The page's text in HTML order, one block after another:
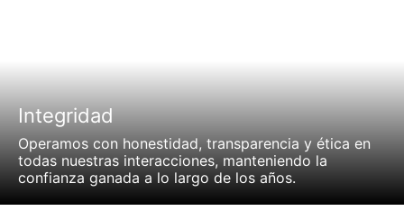
Integridad
Operamos con honestidad, transparencia y ética en
todas nuestras interacciones, manteniendo la
confianza ganada a lo largo de los años.